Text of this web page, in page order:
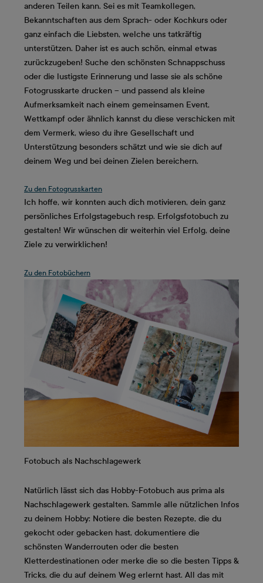
anderen Teilen kann. Sei es mit Teamkollegen,
Bekanntschaften aus dem Sprach- oder Kochkurs oder
ganz einfach die Liebsten, welche uns tatkräftig
unterstützen. Daher ist es auch schön, einmal etwas
zurückzugeben! Suche den schönsten Schnappschuss
oder die lustigste Erinnerung und lasse sie als schöne
Fotogrusskarte drucken – und passend als kleine
Aufmerksamkeit nach einem gemeinsamen Event,
Wettkampf oder ähnlich kannst du diese verschicken mit
dem Vermerk, wieso du ihre Gesellschaft und
Unterstützung besonders schätzt und wie sie dich auf
deinem Weg und bei deinen Zielen bereichern.
Zu den Fotogrusskarten
Ich hoffe, wir konnten auch dich motivieren, dein ganz
persönliches Erfolgstagebuch resp. Erfolgsfotobuch zu
gestalten! Wir wünschen dir weiterhin viel Erfolg, deine
Ziele zu verwirklichen!
Zu den Fotobüchern
Fotobuch als Nachschlagewerk
Natürlich lässt sich das Hobby-Fotobuch aus prima als
Nachschlagewerk gestalten. Sammle alle nützlichen Infos
zu deinem Hobby: Notiere die besten Rezepte, die du
gekocht oder gebacken hast, dokumentiere die
schönsten Wanderrouten oder die besten
Kletterdestinationen oder merke die so die besten Tipps &
Tricks, die du auf deinem Weg erlernt hast. All das mit